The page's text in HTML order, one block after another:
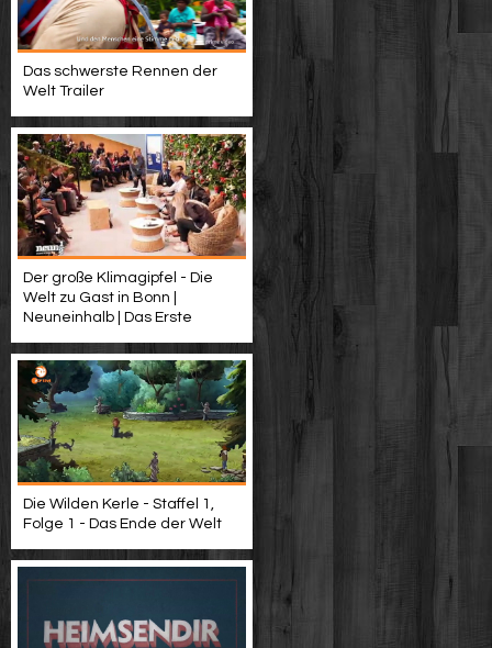
Das schwerste Rennen der
Welt Trailer
Der große Klimagipfel - Die
Welt zu Gast in Bonn |
Neuneinhalb | Das Erste
Die Wilden Kerle - Staffel 1,
Folge 1 - Das Ende der Welt